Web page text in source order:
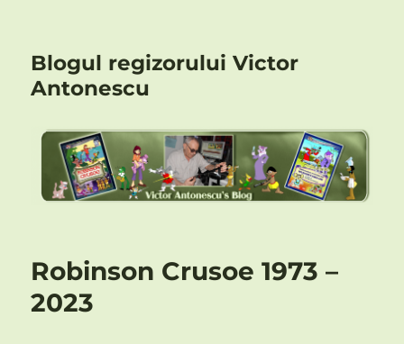
Blogul regizorului Victor
Antonescu
Robinson Crusoe 1973 –
2023